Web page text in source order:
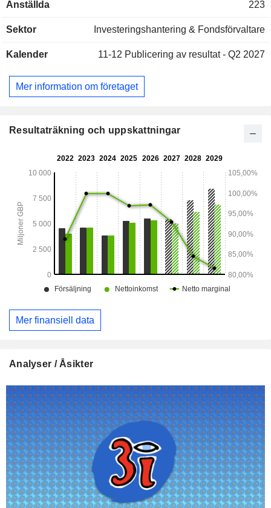
Nordamerika. Koncernen förvaltar även fonder för tredje
verksamhet främst i Europa; - övrigt (1,8 %). Portföljens
företag (96,9 %) och noterade företag (3,1 %).
Anställda 223
Sektor Investeringshantering & Fondsförvaltare
Kalender 11-12 Publicering av resultat - Q2 2027
Mer information om företaget
Resultaträkning och uppskattningar
Mer finansiell data
Analyser / Åsikter